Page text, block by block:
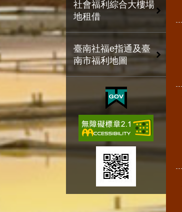
社會福利綜合大樓場
地租借
臺南社福e指通及臺
南市福利地圖